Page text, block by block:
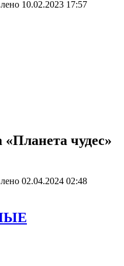
10.02.2023 17:57
чудес»
02.04.2024 02:48